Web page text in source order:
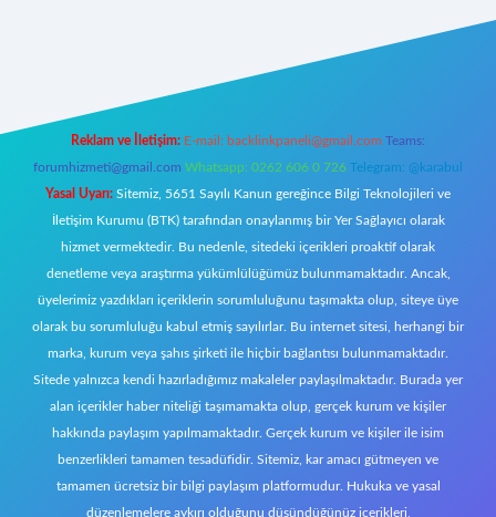
Reklam ve İletişim: E-mail: backlinkpaneli@gmail.com Teams:
forumhizmeti@gmail.com Whatsapp: 0262 606 0 726 Telegram: @karabul
Yasal Uyarı: Sitemiz, 5651 Sayılı Kanun gereğince Bilgi Teknolojileri ve
İletişim Kurumu (BTK) tarafından onaylanmış bir Yer Sağlayıcı olarak
hizmet vermektedir. Bu nedenle, sitedeki içerikleri proaktif olarak
denetleme veya araştırma yükümlülüğümüz bulunmamaktadır. Ancak,
üyelerimiz yazdıkları içeriklerin sorumluluğunu taşımakta olup, siteye üye
olarak bu sorumluluğu kabul etmiş sayılırlar. Bu internet sitesi, herhangi bir
marka, kurum veya şahıs şirketi ile hiçbir bağlantısı bulunmamaktadır.
Sitede yalnızca kendi hazırladığımız makaleler paylaşılmaktadır. Burada yer
alan içerikler haber niteliği taşımamakta olup, gerçek kurum ve kişiler
hakkında paylaşım yapılmamaktadır. Gerçek kurum ve kişiler ile isim
benzerlikleri tamamen tesadüfidir. Sitemiz, kar amacı gütmeyen ve
tamamen ücretsiz bir bilgi paylaşım platformudur. Hukuka ve yasal
düzenlemelere aykırı olduğunu düşündüğünüz içerikleri,